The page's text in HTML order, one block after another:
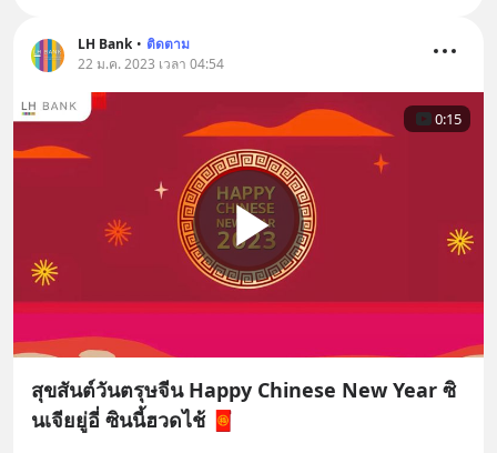
LH Bank • ติดตาม
22 ม.ค. 2023 เวลา 04:54
0:15
สุขสันต์วันตรุษจีน Happy Chinese New Year ซิ
นเจียยู่อี่ ซินนี้ฮวดไช้ 🧧